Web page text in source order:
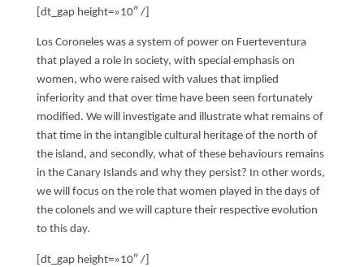
EN NUESTROS OBJETIVOS
porDigital
porDulce Xerach
[dt_gap height=»10″ /]
Los Coroneles was a system of power on Fuerteventura
that played a role in society, with special emphasis on
women, who were raised with values ​​that implied
inferiority and that over time have been seen fortunately
modified. We will investigate and illustrate what remains of
that time in the intangible cultural heritage of the north of
the island, and secondly, what of these behaviours remains
in the Canary Islands and why they persist? In other words,
we will focus on the role that women played in the days of
the colonels and we will capture their respective evolution
to this day.
[dt_gap height=»10″ /]